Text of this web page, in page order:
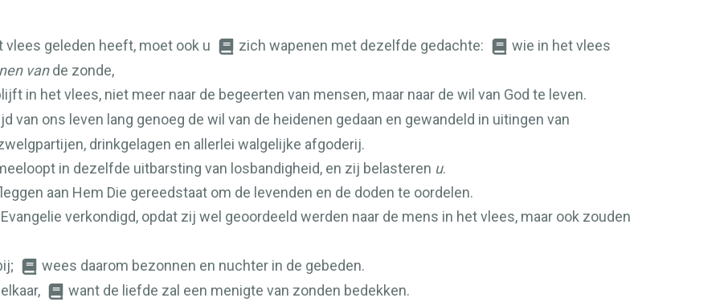
geleden heeft, moet ook u zich wapenen met dezelfde gedachte:
wie in het vlees
vande zonde,
in het vlees, niet meer naar de begeerten van mensen, maar naar de wil van God te leven.
van ons leven lang genoeg de wil van de heidenen gedaan en gewandeld in uitingen van
drinkgelagen en allerlei walgelijke afgoderij.
in dezelfde uitbarsting van losbandigheid, en zij belasteren u.
aan Hem Die gereedstaat om de levenden en de doden te oordelen.
verkondigd, opdat zij wel geoordeeld werden naar de mens in het vlees, maar ook zouden
wees daarom bezonnen en nuchter in de gebeden.
want de liefde zal een menigte van zonden bedekken.